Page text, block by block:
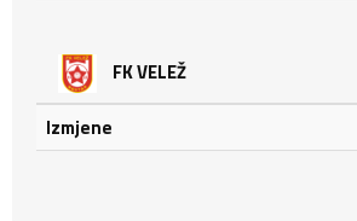
FK VELEŽ
Izmjene